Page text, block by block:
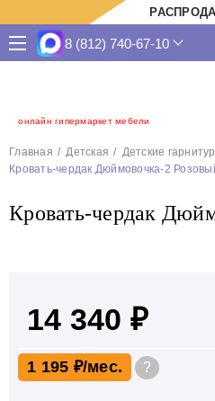
онлайн гипермаркет мебели
8 (812) 740-67-10
Главная Детская
Детские
Кровать-чердак Дюймовочка-2
Кровать-чердак
14 340 ₽
1 195 ₽ ?